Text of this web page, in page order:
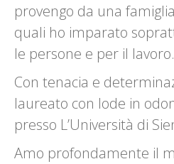
provengo da una
quali ho imparato
le persone e per il lavoro.
Con tenacia e
laureato con lode in
presso L’Università di
Amo profondamente il